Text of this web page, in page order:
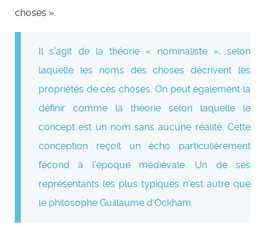
choses ».
Il s’agit de la théorie « nominaliste », selon
laquelle les noms des choses décrivent les
propriétés de ces choses. On peut également la
définir comme la théorie selon laquelle le
concept est un nom sans aucune réalité. Cette
conception reçoit un écho particulièrement
fécond à l’époque médiévale. Un de ses
représentants les plus typiques n’est autre que
le philosophe Guillaume d’Ockham.